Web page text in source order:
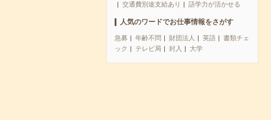
交通費別途支給あり
語学力が活かせる
人気のワードでお仕事情報をさがす
急募 年齢不問 財団法人 英語
書類チェ
ック
テレビ局 封入 大学